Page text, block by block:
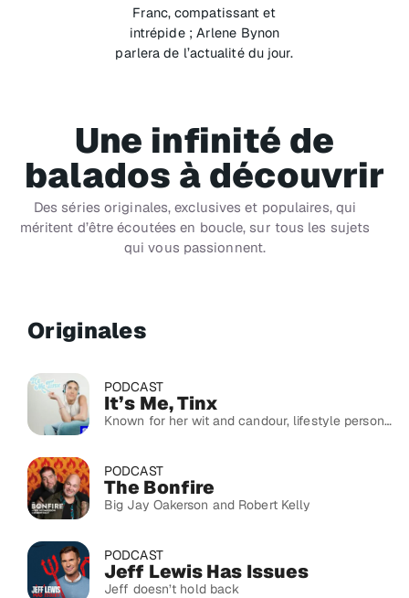
Franc, compatissant et
intrépide ; Arlene Bynon
parlera de l’actualité du jour.
Une infinité de
balados à découvrir
Des séries originales, exclusives et populaires, qui
méritent d’être écoutées en boucle, sur tous les sujets
qui vous passionnent.
Originales
PODCAST
It’s Me, Tinx
Known for her wit and candour, lifestyle personality and digital creator Tinx brings the voice that made her an overnight sensation, celebrated by millions on It’s Me, Tinx.
PODCAST
The Bonfire
Big Jay Oakerson and Robert Kelly
PODCAST
Jeff Lewis Has Issues
Jeff doesn’t hold back